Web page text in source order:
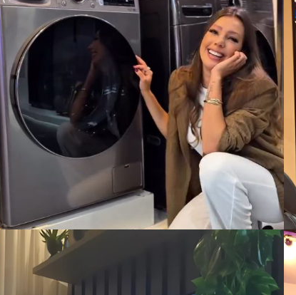
VER CASE COMPLETO